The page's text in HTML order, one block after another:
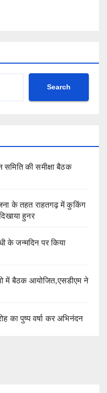
Search
समिति की समीक्षा बैठक
के तहत राहतगढ़ में कुकिंग
हुनर
के जन्मदिन पर किया
में बैठक आयोजित,एसडीएम ने
का पुष्प वर्षा कर अभिनंदन